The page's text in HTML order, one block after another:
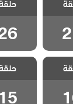
يدي
الحلقة 26
تترك مسلسل
يدي
الحلقة 15
15